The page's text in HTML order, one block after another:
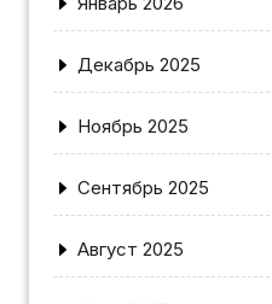
Декабрь 2025
Ноябрь 2025
Сентябрь 2025
Август 2025